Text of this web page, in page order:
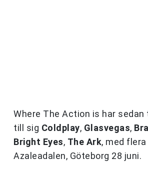
Where The Action is har sedan
till sig Coldplay, Glasvegas,
Bright Eyes, The Ark, med
Azaleadalen, Göteborg 28 juni.